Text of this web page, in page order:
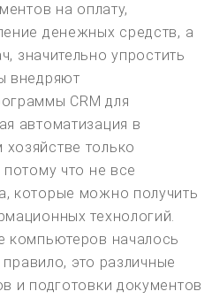
на оплату,
денежных средств, а
значительно упростить
внедряют
CRM для
автоматизация в
только
что не все
которые можно получить
технологий.
компьютеров началось
это различные
и подготовки документов